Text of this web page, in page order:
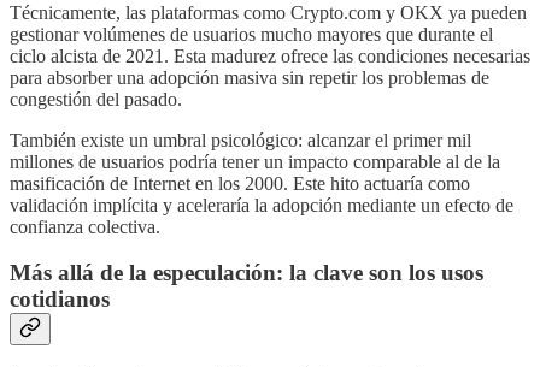
Técnicamente, las plataformas como Crypto.com y OKX ya pueden
gestionar volúmenes de usuarios mucho mayores que durante el
ciclo alcista de 2021. Esta madurez ofrece las condiciones necesarias
para absorber una adopción masiva sin repetir los problemas de
congestión del pasado.
También existe un umbral psicológico: alcanzar el primer mil
millones de usuarios podría tener un impacto comparable al de la
masificación de Internet en los 2000. Este hito actuaría como
validación implícita y aceleraría la adopción mediante un efecto de
confianza colectiva.
Más allá de la especulación: la clave son los usos
cotidianos